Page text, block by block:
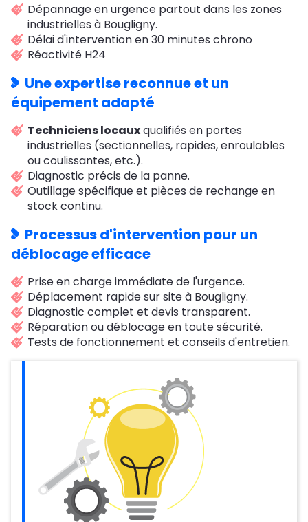
Dépannage en urgence partout dans les zones
industrielles à Bougligny.
Délai d'intervention en 30 minutes chrono
Réactivité H24
Une expertise reconnue et un
équipement adapté
Techniciens locauxqualifiés en portes
industrielles (sectionnelles, rapides, enroulables
ou coulissantes, etc.).
Diagnostic précis de la panne.
Outillage spécifique et pièces de rechange en
stock continu.
Processus d'intervention pour un
déblocage efficace
Prise en charge immédiate de l'urgence.
Déplacement rapide sur site à Bougligny.
Diagnostic complet et devis transparent.
Réparation ou déblocage en toute sécurité.
Tests de fonctionnement et conseils d'entretien.